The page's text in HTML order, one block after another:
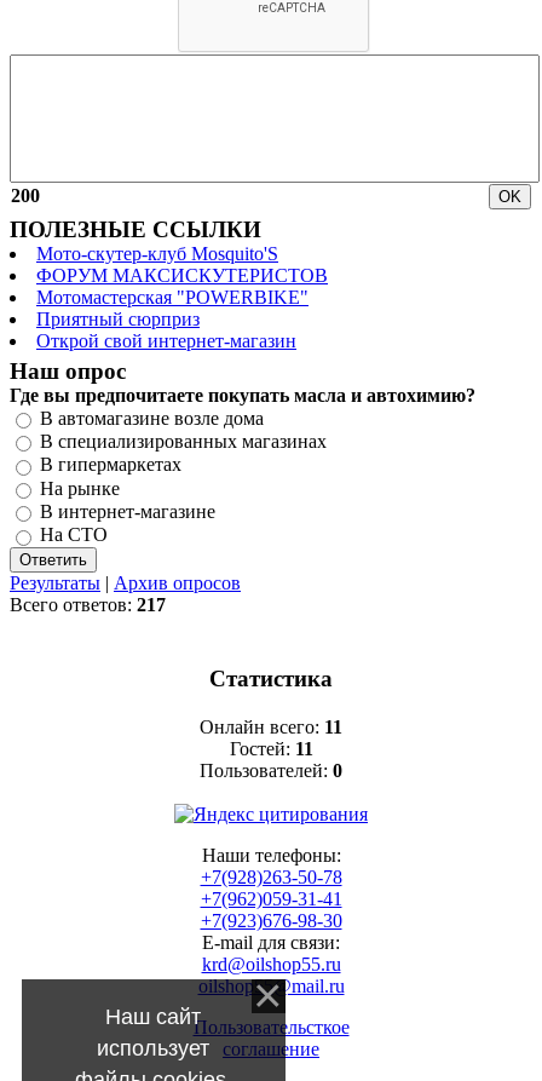
200
ПОЛЕЗНЫЕ ССЫЛКИ
Мото-скутер-клуб Mosquito'S
ФОРУМ МАКСИСКУТЕРИСТОВ
Мотомастерская "POWERBIKE"
Приятный сюрприз
Открой свой интернет-магазин
Наш опрос
Где вы предпочитаете покупать масла и автохимию?
В автомагазине возле дома
В специализированных магазинах
В гипермаркетах
На рынке
В интернет-магазине
На СТО
Результаты | Архив опросов
Всего ответов: 217
Статистика
Онлайн всего: 11
Гостей: 11
Пользователей: 0
Наши телефоны:
+7(928)263-50-78
+7(962)059-31-41
+7(923)676-98-30
E-mail для связи:
krd@oilshop55.ru
oilshop55@mail.ru
Пользовательсткое
соглашение
Наш сайт
использует